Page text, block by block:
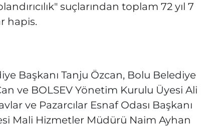
suçlarından toplam 72 yıl 7
hapis.
Başkanı Tanju Özcan, Bolu Belediye
ve BOLSEV Yönetim Kurulu Üyesi Ali
ve Pazarcılar Esnaf Odası Başkanı
Mali Hizmetler Müdürü Naim Ayhan